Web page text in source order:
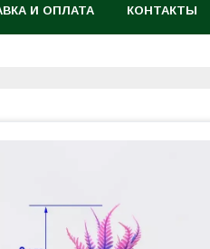
И ОПЛАТА КОНТАКТЫ